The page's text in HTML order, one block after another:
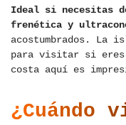
Ideal si necesitas
frenética y
acostumbrados. La
para visitar si eres
costa aquí es
¿Cuándo